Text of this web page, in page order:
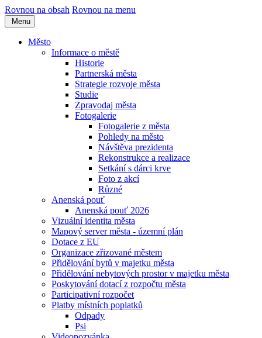
Rovnou na obsah Rovnou na menu
Menu
Město
Informace o městě
Historie
Partnerská města
Strategie rozvoje města
Studie
Zpravodaj města
Fotogalerie
Fotogalerie z města
Pohledy na město
Návštěva prezidenta
Rekonstrukce a realizace
Setkání s dárci krve
Foto z akcí
Různé
Anenská pouť
Anenská pouť 2026
Vizuální identita města
Mapový server města - územní plán
Dotace z EU
Organizace zřizované městem
Přidělování bytů v majetku města
Přidělování nebytových prostor v majetku města
Poskytování dotací z rozpočtu města
Participativní rozpočet
Platby místních poplatků
Odpady
Psi